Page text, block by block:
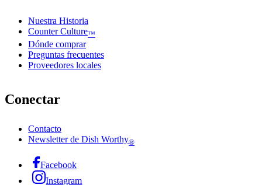
Nuestra Historia
Counter Culture™
Dónde comprar
Preguntas frecuentes
Proveedores locales
Conectar
Contacto
Newsletter de Dish Worthy®
Facebook
Instagram